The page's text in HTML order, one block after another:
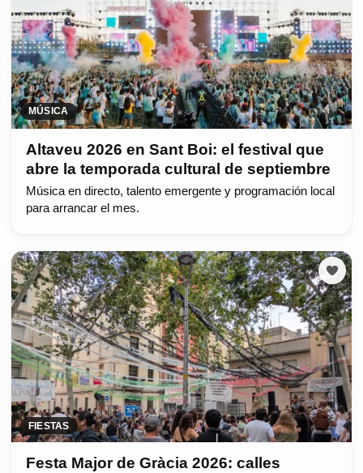
MÚSICA
Altaveu 2026 en Sant Boi: el festival que
abre la temporada cultural de septiembre
Música en directo, talento emergente y programación local
para arrancar el mes.
FIESTAS
Festa Major de Gràcia 2026: calles